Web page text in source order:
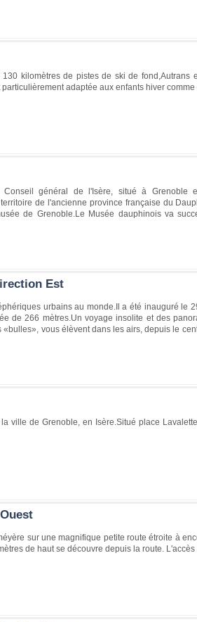
kilomètres de pistes de ski de fond,Autrans
adaptée aux enfants hiver comme
général de l'Isère, situé à Grenoble
de l'ancienne province française du
de Grenoble.Le Musée dauphinois va
Est
urbains au monde.Il a été inauguré le
de 266 mètres.Un voyage insolite et des
vous élèvent dans les airs, depuis le
ville de Grenoble, en Isère.Situé place
sur une magnifique petite route étroite à
de haut se découvre depuis la route.